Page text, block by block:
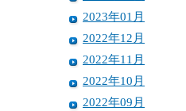
2023年01月
2022年12月
2022年11月
2022年10月
2022年09月